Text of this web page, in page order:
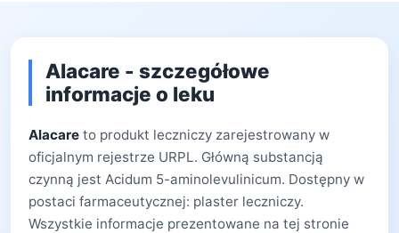
Alacare - szczegółowe
informacje o leku
Alacare to produkt leczniczy zarejestrowany w
oficjalnym rejestrze URPL. Główną substancją
czynną jest Acidum 5-aminolevulinicum. Dostępny w
postaci farmaceutycznej: plaster leczniczy.
Wszystkie informacje prezentowane na tej stronie